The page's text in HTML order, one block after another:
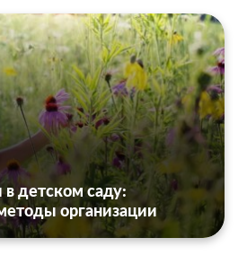
детском саду:
организации